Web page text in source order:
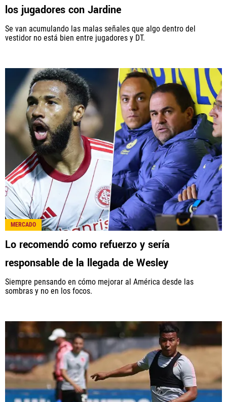
una compañía perteneciente a Better Collective.
los jugadores con Jardine
Se van acumulando las malas señales que algo dentro del
vestidor no está bien entre jugadores y DT.
MERCADO
Lo recomendó como refuerzo y sería
responsable de la llegada de Wesley
Siempre pensando en cómo mejorar al América desde las
sombras y no en los focos.